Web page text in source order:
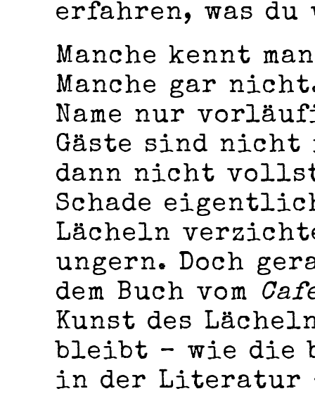
erfahren, was
Manche kennt
Manche gar
Name nur
Gäste sind nicht
dann nicht
Schade
Lächeln
ungern. Doch
dem Buch vom
Kunst des
bleibt – wie die
in der Literatur